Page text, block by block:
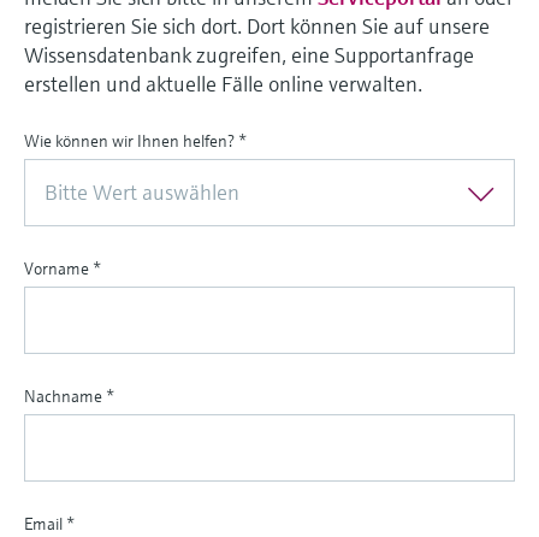
registrieren Sie sich dort. Dort können Sie auf unsere
Wissensdatenbank zugreifen, eine Supportanfrage
erstellen und aktuelle Fälle online verwalten.
Wie können wir Ihnen helfen? *
Bitte Wert auswählen
Vorname *
Nachname *
Email *